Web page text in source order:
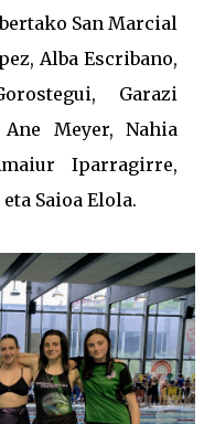
San Marcial
Alba Escribano,
Garazi
Meyer, Nahia
Iparragirre,
Saioa Elola.